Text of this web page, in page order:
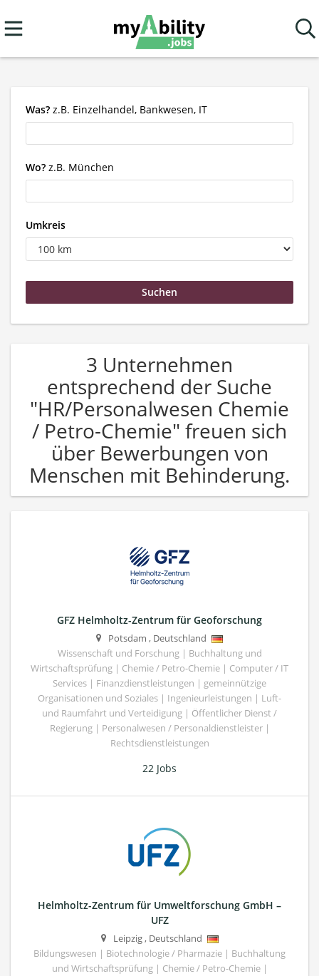
Was? z.B. Einzelhandel, Bankwesen, IT
Wo? z.B. München
Umkreis
3 Unternehmen
entsprechend der Suche
"HR/Personalwesen Chemie
/ Petro-Chemie" freuen sich
über Bewerbungen von
Menschen mit Behinderung.
GFZ Helmholtz-Zentrum für Geoforschung
Potsdam , Deutschland
Wissenschaft und Forschung | Buchhaltung und
Wirtschaftsprüfung | Chemie / Petro-Chemie | Computer / IT
Services | Finanzdienstleistungen | gemeinnützige
Organisationen und Soziales | Ingenieurleistungen | Luft-
und Raumfahrt und Verteidigung | Öffentlicher Dienst /
Regierung | Personalwesen / Personaldienstleister |
Rechtsdienstleistungen
22 Jobs
Helmholtz-Zentrum für Umweltforschung GmbH –
UFZ
Leipzig, Deutschland
Bildungswesen | Biotechnologie / Pharmazie | Buchhaltung
und Wirtschaftsprüfung | Chemie / Petro-Chemie |